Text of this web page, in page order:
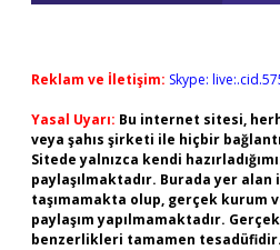
Reklam ve İletişim: Skype:
Yasal Uyarı: Bu internet sitesi,
veya şahıs şirketi ile hiçbir
Sitede yalnızca kendi
paylaşılmaktadır. Burada yer
taşımamakta olup, gerçek kurum
paylaşım yapılmamaktadır.
benzerlikleri tamamen tesadüfidir.